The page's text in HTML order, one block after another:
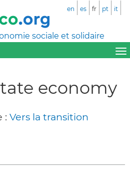
sociale et solidaire
en es fr pt it
economy
: Vers la transition